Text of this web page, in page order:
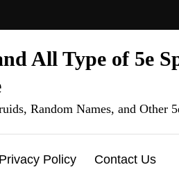
All Type of 5e
Random Names, and Other
Privacy Policy Contact Us